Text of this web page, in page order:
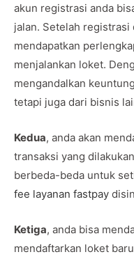
akun registrasi anda
jalan. Setelah registrasi
mendapatkan
menjalankan loket.
mengandalkan
tetapi juga dari bisnis
Kedua, anda akan
transaksi yang
berbeda-beda untuk
fee layanan fastpay
Ketiga, anda bisa
mendaftarkan loket